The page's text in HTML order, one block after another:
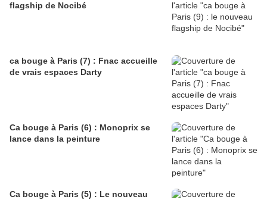
flagship de Nocibé
ca bouge à Paris (7) : Fnac accueille
de vrais espaces Darty
Ca bouge à Paris (6) : Monoprix se
lance dans la peinture
Ca bouge à Paris (5) : Le nouveau